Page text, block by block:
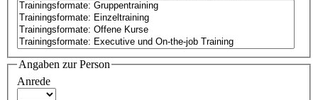
Angaben zur Person
Anrede